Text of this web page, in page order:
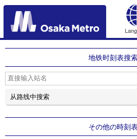
HOME
地铁时刻表搜
从路线中搜索
その他の時刻